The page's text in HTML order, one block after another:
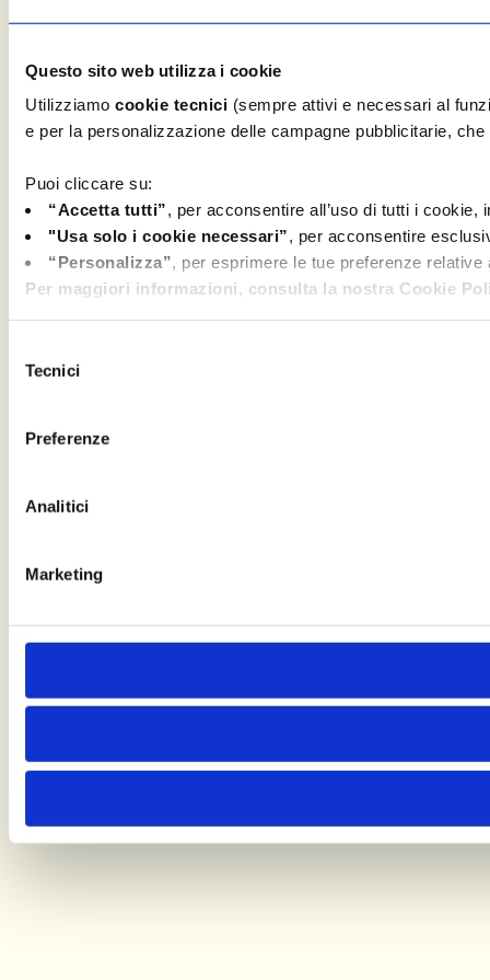
Questo sito web utilizza i cookie
Utilizziamo cookie tecnici (sempre attivi e necessari al
e per la personalizzazione delle campagne pubblicitarie,
Puoi cliccare su:
“Accetta tutti”, per acconsentire all’uso di tutti i
"Usa solo i cookie necessari”, per acconsentire
“Personalizza”, per esprimere le tue preferenze
Per maggiori informazioni, consulta la nostra Cookie
delTecnici
Preferenze
Analitici
Marketing